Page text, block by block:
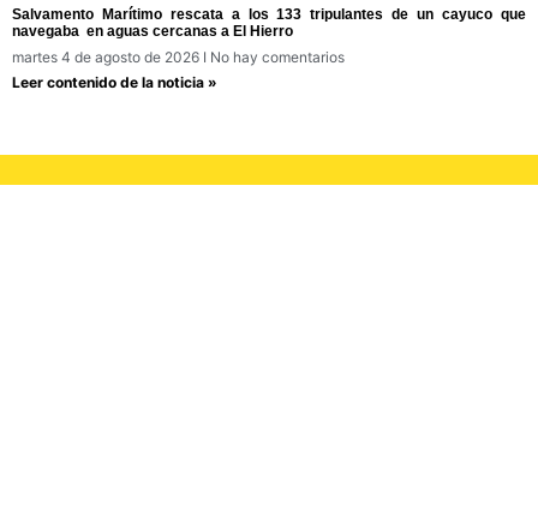
Salvamento Marítimo rescata a los 133 tripulantes de un cayuco que
navegaba en aguas cercanas a El Hierro
martes 4 de agosto de 2026
No hay comentarios
Leer contenido de la noticia »